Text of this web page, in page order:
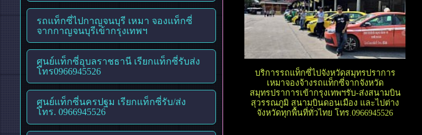
รถแท็กซี่ไปกาญจนบุรี เหมา จองแท็กซี่
จากกาญจนบุรีเข้ากรุงเทพฯ
ศูนย์แท็กซี่อุบลราชธานี เรียกแท็กซี่รับส่ง
โทร0966945526
ศูนย์แท็กซี่นครปฐม เรียกแท็กซี่รับ/ส่ง
โทร. 0966945526
บริการรถแท็กซี่ไปจังหวัดสมุทรปราการ
เหมาจองจ้างรถแท็กซี่จากจังหวัด
สมุทรปราการเข้ากรุงเทพฯรับ-ส่งสนามบิน
สุวรรณภูมิ สนามบินดอนเมือง และไปต่าง
จังหวัดทุกพื้นที่ทั่วไทย โทร.0966945526